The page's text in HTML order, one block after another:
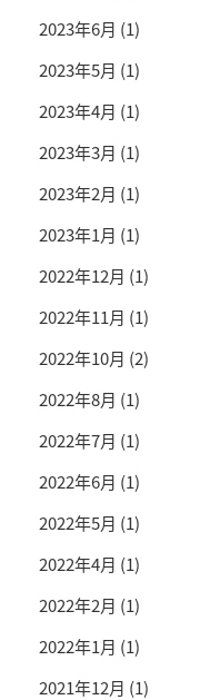
2023年6月 (1)
2023年5月 (1)
2023年4月 (1)
2023年3月 (1)
2023年2月 (1)
2023年1月 (1)
2022年12月 (1)
2022年11月 (1)
2022年10月 (2)
2022年8月 (1)
2022年7月 (1)
2022年6月 (1)
2022年5月 (1)
2022年4月 (1)
2022年2月 (1)
2022年1月 (1)
2021年12月 (1)